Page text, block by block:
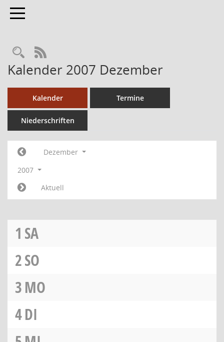
Toggle navigation
RSS-Feed
Kalender 2007 Dezember
Kalender Termine
Niederschriften
Dezember
2007
Aktuell
1 SA
2SO
3MO
4DI